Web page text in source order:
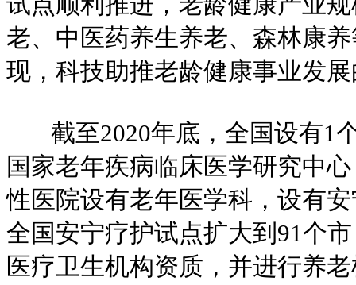
老、中医药养生养老、森林康
现，科技助推老龄健康事业发
截至2020年底，全国设有1
国家老年疾病临床医学研究中
性医院设有老年医学科，设有
全国安宁疗护试点扩大到91个
医疗卫生机构资质，并进行养